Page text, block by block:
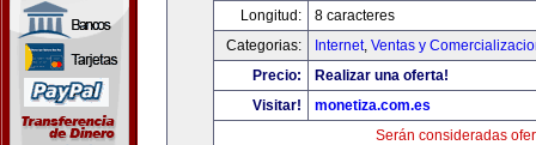
Longitud:
8 caracteres
Categorias:
Internet, Ventas y
Precio:
Realizar una oferta!
Visitar!
monetiza.com.es
Serán consideradas